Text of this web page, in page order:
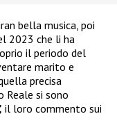
bella musica, poi
2023 che li ha
il periodo del
marito e
precisa
Reale si sono
il loro commento sui